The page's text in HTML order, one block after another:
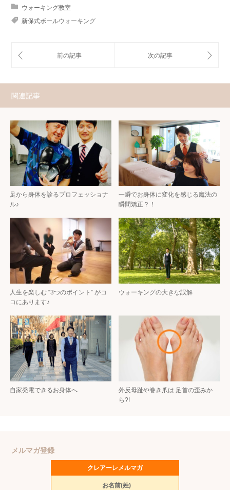
ウォーキング教室
新保式ボールウォーキング
関連記事
足から身体を診るプロフェッショナ
ル♪
一瞬でお身体に変化を感じる魔法の
瞬間矯正？！
人生を楽しむ “3つのポイント” がコ
コにあります♪
ウォーキングの大きな誤解
自家発電できるお身体へ
外反母趾や巻き爪は 足首の歪みか
ら?!
メルマガ登録
クレアーレメルマガ
お名前(姓)